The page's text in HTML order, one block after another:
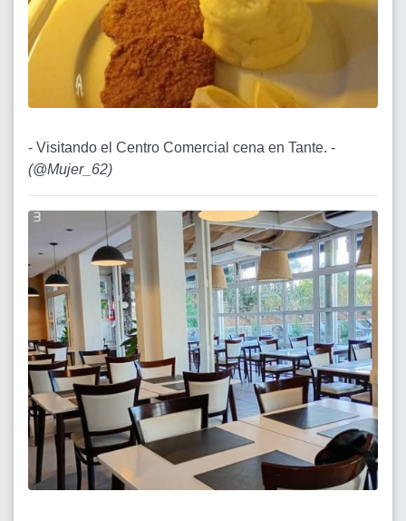
- Visitando el Centro Comercial cena en Tante. -
(@Mujer_62)